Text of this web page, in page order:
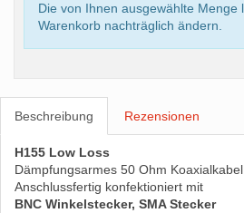
Die von Ihnen ausgewählte Menge
Warenkorb nachträglich ändern.
Beschreibung Rezensionen
H155 Low Loss
Dämpfungsarmes 50 Ohm Koaxialkabel
Anschlussfertig konfektioniert mit
BNC Winkelstecker, SMA Stecker